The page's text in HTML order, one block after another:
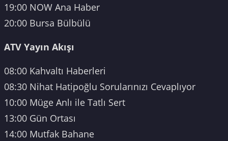
19:00 NOW Ana Haber
20:00 Bursa Bülbülü
ATV Yayın Akışı
08:00 Kahvaltı Haberleri
08:30 Nihat Hatipoğlu Sorularınızı Cevaplıyor
10:00 Müge Anlı ile Tatlı Sert
13:00 Gün Ortası
14:00 Mutfak Bahane